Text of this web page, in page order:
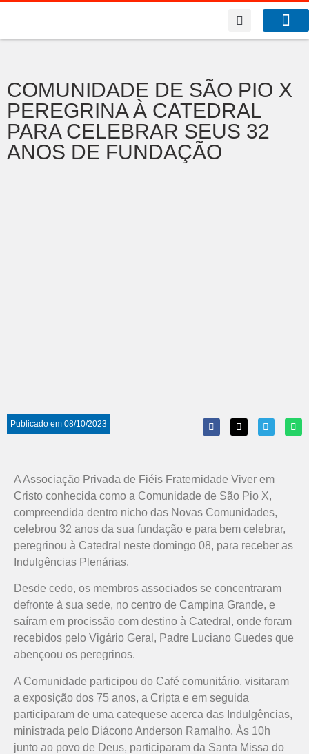
COMUNIDADE DE SÃO PIO X
PEREGRINA À CATEDRAL
PARA CELEBRAR SEUS 32
ANOS DE FUNDAÇÃO
Publicado em 08/10/2023
A Associação Privada de Fiéis Fraternidade Viver em
Cristo conhecida como a Comunidade de São Pio X,
compreendida dentro nicho das Novas Comunidades,
celebrou 32 anos da sua fundação e para bem celebrar,
peregrinou à Catedral neste domingo 08, para receber as
Indulgências Plenárias.
Desde cedo, os membros associados se concentraram
defronte à sua sede, no centro de Campina Grande, e
saíram em procissão com destino à Catedral, onde foram
recebidos pelo Vigário Geral, Padre Luciano Guedes que
abençoou os peregrinos.
A Comunidade participou do Café comunitário, visitaram
a exposição dos 75 anos, a Cripta e em seguida
participaram de uma catequese acerca das Indulgências,
ministrada pelo Diácono Anderson Ramalho. Às 10h
junto ao povo de Deus, participaram da Santa Missa do